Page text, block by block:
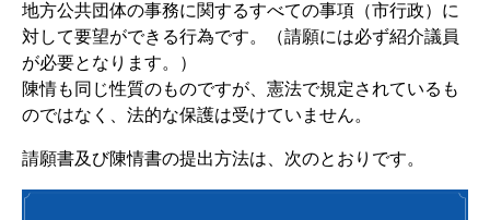
地方公共団体の事務に関するすべての事項（市行政）に
対して要望ができる行為です。（請願には必ず紹介議員
が必要となります。）
陳情も同じ性質のものですが、憲法で規定されているも
のではなく、法的な保護は受けていません。
請願書及び陳情書の提出方法は、次のとおりです。